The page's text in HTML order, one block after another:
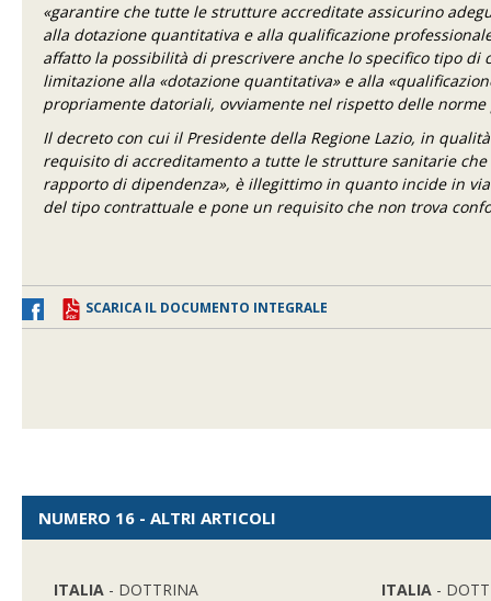
«garantire che tutte le strutture accreditate assicurino
alla dotazione quantitativa e alla qualificazione
affatto la possibilità di prescrivere anche lo specifico tipo
limitazione alla «dotazione quantitativa» e alla
propriamente datoriali, ovviamente nel rispetto delle
Il decreto con cui il Presidente della Regione Lazio, in
requisito di accreditamento a tutte le strutture sanitarie
rapporto di dipendenza», è illegittimo in quanto incide in
del tipo contrattuale e pone un requisito che non trova
SCARICA IL DOCUMENTO INTEGRALE
NUMERO 16 - ALTRI ARTICOLI
ITALIA - DOTTRINA ITALIA -